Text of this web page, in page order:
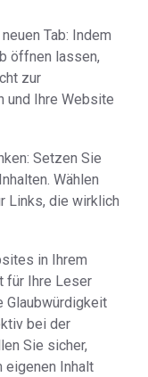
Tab: Indem
öffnen lassen,
zur
und Ihre Website
Setzen Sie
Wählen
Links, die wirklich
in Ihrem
für Ihre Leser
Glaubwürdigkeit
bei der
Sie sicher,
eigenen Inhalt